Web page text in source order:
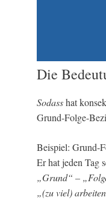
Die
Sodasshat
Grund-Folge-
Beispiel: Grund-
Er hat jeden Tag
„Grund“ –
„(zu viel)